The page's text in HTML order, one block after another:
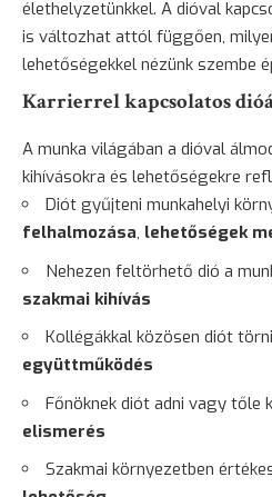
élethelyzetünkkel. A dióval
is változhat attól függően,
lehetőségekkel nézünk szembe
Karrierrel kapcsolatos
A munka világában a dióval
kihívásokra és lehetőségekre
Diót gyűjteni munkahelyi
felhalmozása, lehetőségek
Nehezen feltörhető dió a
szakmai kihívás
Kollégákkal közösen diót
együttműködés
Főnöknek diót adni vagy tőle
elismerés
Szakmai környezetben